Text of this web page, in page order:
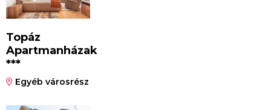
Topáz
Apartmanházak
***
Egyéb városrész